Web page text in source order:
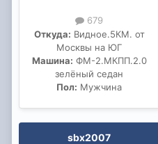
679
Откуда: Видное.5КМ. от
Москвы на ЮГ
Машина: ФМ-2.МКПП.2.0
зелёный седан
Пол: Мужчина
sbx2007